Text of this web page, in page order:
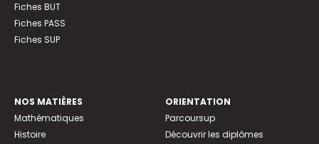
Fiches BUT
Fiches PASS
Fiches SUP
NOS MATIÈRES
Mathématiques
Histoire
ORIENTATION
Parcoursup
Découvrir les diplômes